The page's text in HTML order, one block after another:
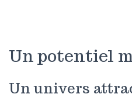
Un potentiel
Un univers